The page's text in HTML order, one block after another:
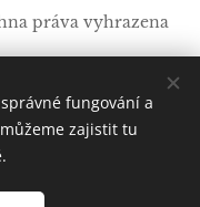
práva vyhrazena
Polski
fungování a
zajistit tu